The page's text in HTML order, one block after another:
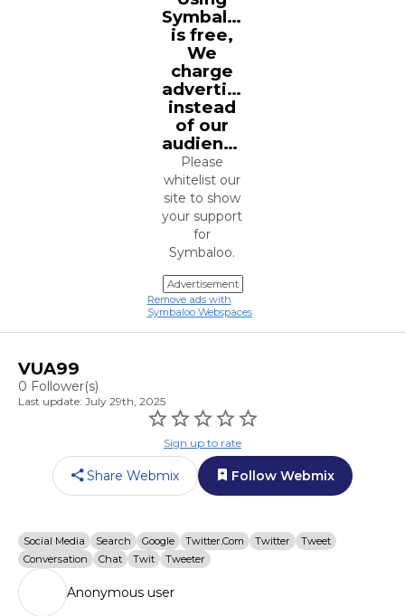
Symbaloo
is free,
We
charge
advertisers
instead
of our
audience.
Please
whitelist our
site to show
your support
for
Symbaloo.
Advertisement
Remove ads with
Symbaloo Webspaces
VUA99
0 Follower(s)
Last update: July 29th, 2025
Sign up to rate
Share Webmix Follow Webmix
Social Media Search Google Twitter.com Twitter
Tweet
Conversation
Chat Twit Tweeter
Anonymous user